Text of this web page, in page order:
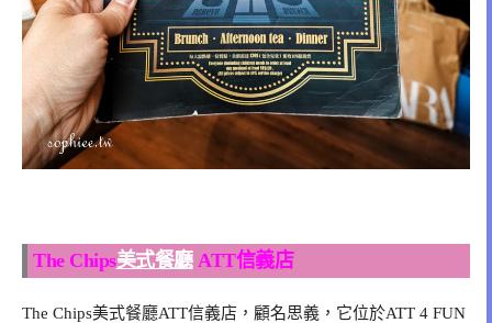
The Chips美式餐廳ATT信義店
The Chips美式餐廳ATT信義店，顧名思義，它位於ATT 4 FUN